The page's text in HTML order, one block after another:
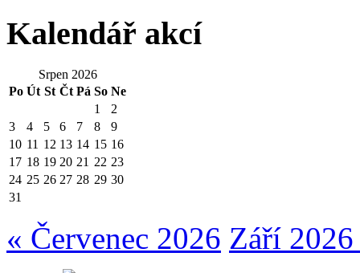
Kalendář akcí
Srpen 2026
Po Út St Čt Pá So Ne
1
2
3
4 5 6 7 8
9
10 11 12 13 14 15 16
17 18 19 20 21 22 23
24 25 26 27 28 29 30
31
« Červenec 2026 Září